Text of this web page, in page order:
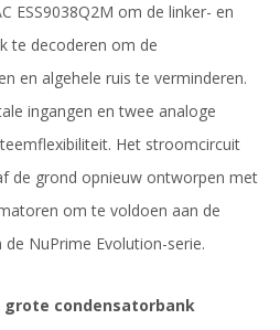
ESS9038Q2M om de linker- en
te decoderen om de
en algehele ruis te verminderen.
ingangen en twee analoge
Het stroomcircuit
de grond opnieuw ontworpen met
om te voldoen aan de
NuPrime Evolution-serie.
condensatorbank